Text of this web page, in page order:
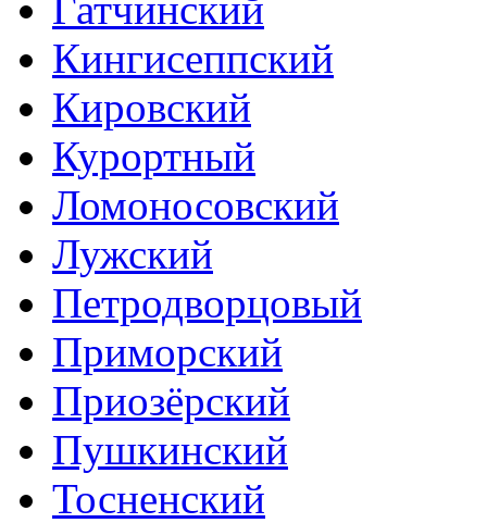
Кингисеппский
Кировский
Курортный
Ломоносовский
Лужский
Петродворцовый
Приморский
Приозёрский
Пушкинский
Тосненский